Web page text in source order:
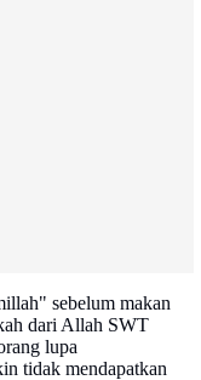
sebelum makan
dari Allah SWT
lupa
tidak mendapatkan